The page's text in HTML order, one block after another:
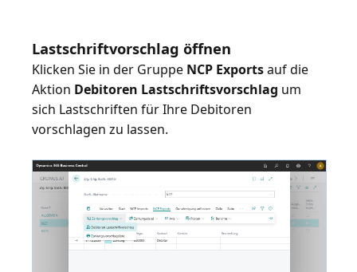
Lastschriftvorschlag öffnen
Klicken Sie in der Gruppe NCP Exportsauf die
Aktion Debitoren Lastschriftsvorschlag um
sich Lastschriften für Ihre Debitoren
vorschlagen zu lassen.